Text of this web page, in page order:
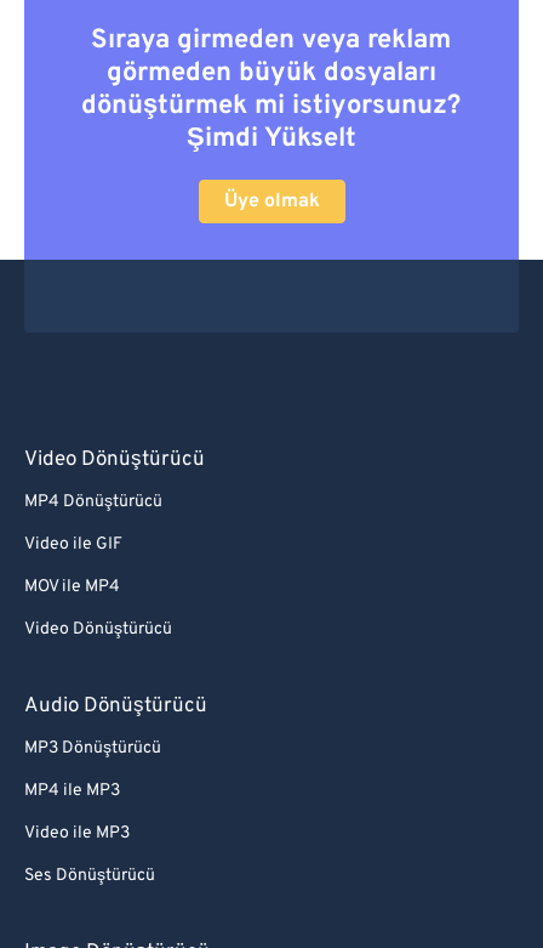
Sıraya girmeden veya reklam
görmeden büyük dosyaları
dönüştürmek mi istiyorsunuz?
Şimdi Yükselt
Üye olmak
Video Dönüştürücü
MP4 Dönüştürücü
Video ile GIF
MOV ile MP4
Video Dönüştürücü
Audio Dönüştürücü
MP3 Dönüştürücü
MP4 ile MP3
Video ile MP3
Ses Dönüştürücü